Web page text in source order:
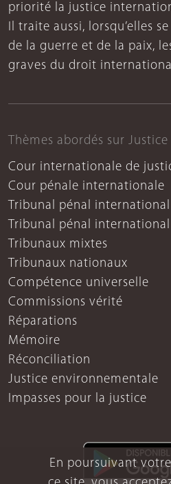
En poursuivant
priorité la justice
Il traite aussi, lorsqu’elles
de la guerre et de la paix,
graves du droit
Thèmes abordés sur
Cour internationale de
Cour pénale internationale
Tribunal pénal
Tribunal pénal
Tribunaux mixtes
Tribunaux nationaux
Compétence universelle
Commissions vérité
Réparations
Mémoire
Réconciliation
Justice environnementale
Impasses pour la justice